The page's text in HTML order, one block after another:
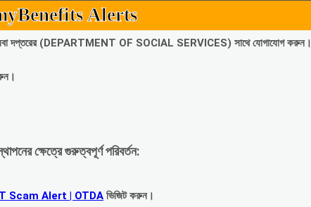
Alerts
পরিষেবা দপ্তরের (DEPARTMENT OF SOCIAL SERVICES) সাথে যোগাযোগ করুন।
ক্ষেত্রে গুরুত্বপূর্ণ পরিবর্তন:
Scam Alert | OTDA ভিজিট করুন।